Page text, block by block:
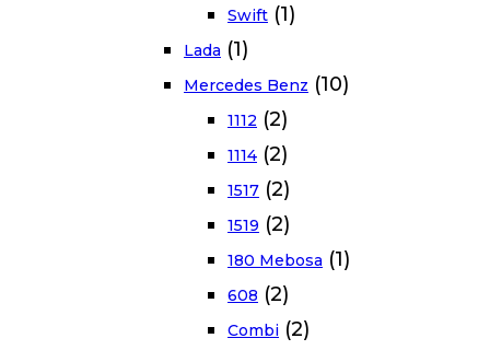
Swift (1)
Lada (1)
Mercedes Benz (10)
1112 (2)
1114 (2)
1517 (2)
1519 (2)
180 Mebosa (1)
608 (2)
Combi (2)